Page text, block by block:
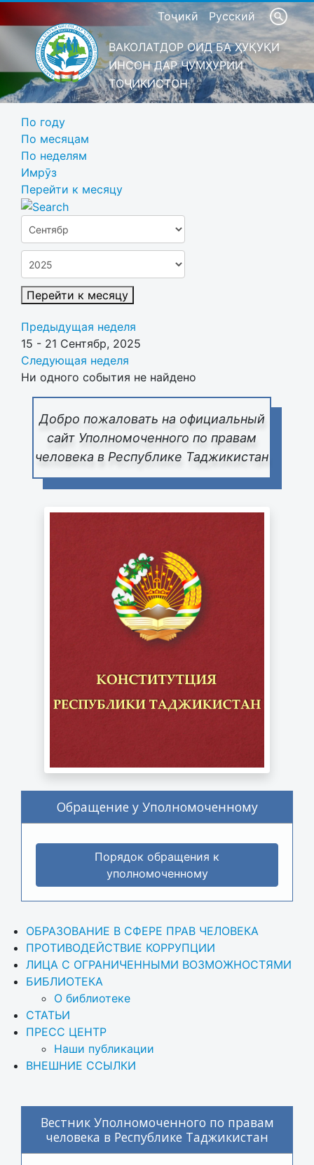
Тоҷикӣ Русский
ВАКОЛАТДОР ОИД БА ҲУҚУҚИ
ИНСОН ДАР ҶУМҲУРИИ
ТОҶИКИСТОН
Добро пожаловать на официальный
сайт Уполномоченного по правам
человека в Республике Таджикистан
Обращение у Уполномоченному
Порядок обращения к
уполномоченному
ОБРАЗОВАНИЕ В СФЕРЕ ПРАВ ЧЕЛОВЕКА
ПРОТИВОДЕЙСТВИЕ КОРРУПЦИИ
ЛИЦА С ОГРАНИЧЕННЫМИ ВОЗМОЖНОСТЯМИ
БИБЛИОТЕКА
О библиотеке
СТАТЬИ
ПРЕСС ЦЕНТР
Наши публикации
ВНЕШНИЕ ССЫЛКИ
Вестник Уполномоченного по правам
человека в Республике Таджикистан
По году
По месяцам
По неделям
Имрӯз
Перейти к месяцу
Перейти к месяцу
Предыдущая неделя
15 - 21 Сентябр, 2025
Следующая неделя
Ни одного события не найдено